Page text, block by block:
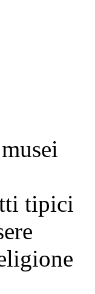
tipici